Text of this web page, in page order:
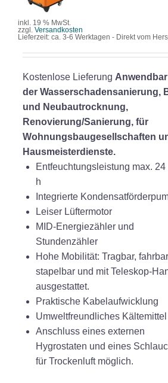
DETAILS
inkl. 19 % MwSt.
zzgl. Versandkosten
Lieferzeit: ca. 3-6 Werktagen - Direkt vom
Kostenlose Lieferung
der Wasserschadensanierung,
und Neubautrocknung,
Renovierung/Sanierung, für
Wohnungsbaugesellschaften
Hausmeisterdienste.
Entfeuchtungsleistung max. 24
h
Integrierte
Leiser Lüftermotor
MID-Energiezähler und
Stundenzähler
Hohe Mobilität: Tragbar,
stapelbar und mit Teleskop-
ausgestattet.
Praktische Kabelaufwicklung
Umweltfreundliches Kältemittel
Anschluss eines externen
Hygrostaten und eines
für Trockenluft möglich.